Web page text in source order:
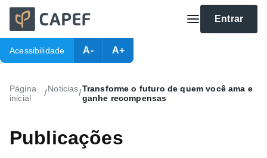
Entrar
Acessibilidade A- A+
Página
inicial
/Noticias/Transforme o futuro de quem você ama e
ganhe recompensas
Publicações